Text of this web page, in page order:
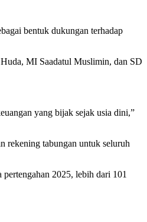
bentuk dukungan terhadap
MI Saadatul Muslimin, dan SD
yang bijak sejak usia dini,”
rekening tabungan untuk seluruh
2025, lebih dari 101